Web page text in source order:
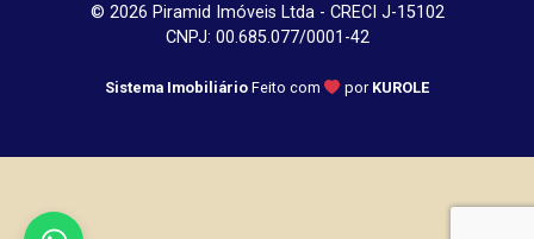
© 2026 Piramid Imóveis Ltda - CRECI J-15102
CNPJ: 00.685.077/0001-42
Sistema Imobiliário Feito com por KUROLE